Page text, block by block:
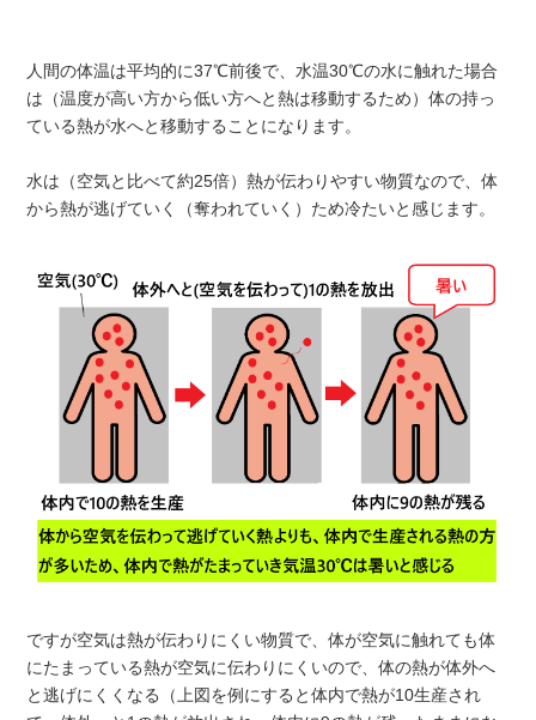
人間の体温は平均的に37℃前後で、水温30℃の水に触れた場合
は（温度が高い方から低い方へと熱は移動するため）体の持っ
ている熱が水へと移動することになります。
水は（空気と比べて約25倍）熱が伝わりやすい物質なので、体
から熱が逃げていく（奪われていく）ため冷たいと感じます。
ですが空気は熱が伝わりにくい物質で、体が空気に触れても体
にたまっている熱が空気に伝わりにくいので、体の熱が体外へ
と逃げにくくなる（上図を例にすると体内で熱が10生産され